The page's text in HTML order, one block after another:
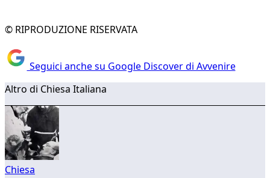
© RIPRODUZIONE RISERVATA
Seguici anche su Google Discover di Avvenire
Altro di Chiesa Italiana
Chiesa